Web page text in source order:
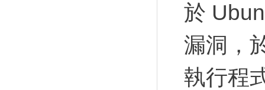
於
漏洞，
執行程